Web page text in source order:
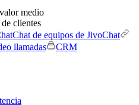
medio
clientes
Chat de equipos de JivoChat
llamadas
CRM